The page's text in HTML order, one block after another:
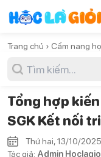
Trang chủ › Cẩm nang
Tổng hợp
SGK Kết nối
Thứ hai, 13/10/2025
Tác giả: Admin